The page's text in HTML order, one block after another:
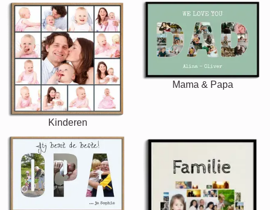
Kinderen
Mama & Papa